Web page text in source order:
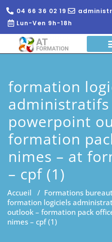
04 66 36 02 19
Lun-Ven 9h-18h
formation
administratifs
powerpoint
formation
nimes – at
– cpf (1)
Accueil / Formations
formation logiciels
outlook – formation pack
nimes – cpf (1)